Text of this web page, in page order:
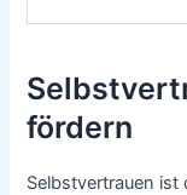
fördern
Selbstvertrauen ist